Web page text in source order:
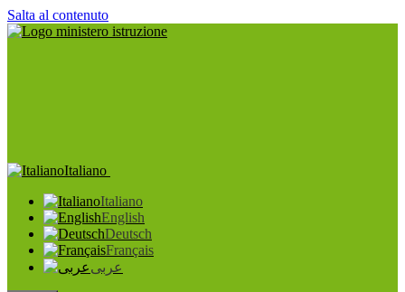
Salta al contenuto
Italiano
Italiano
English
Deutsch
Français
عربى